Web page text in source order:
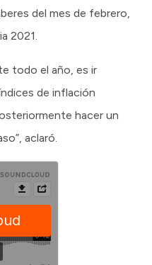
del mes de febrero,
2021.
todo el año, es ir
de inflación
hacer un
aclaró.